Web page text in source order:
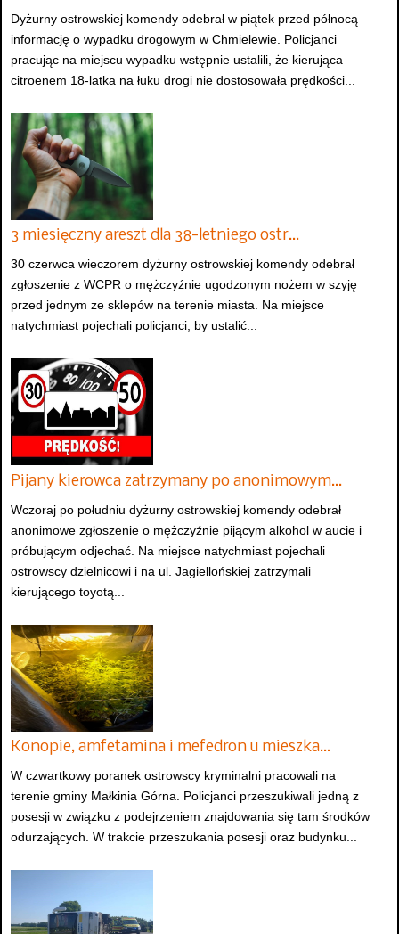
Dyżurny ostrowskiej komendy odebrał w piątek przed północą
informację o wypadku drogowym w Chmielewie. Policjanci
pracując na miejscu wypadku wstępnie ustalili, że kierująca
citroenem 18-latka na łuku drogi nie dostosowała prędkości...
3 miesięczny areszt dla 38-letniego ostr…
30 czerwca wieczorem dyżurny ostrowskiej komendy odebrał
zgłoszenie z WCPR o mężczyźnie ugodzonym nożem w szyję
przed jednym ze sklepów na terenie miasta. Na miejsce
natychmiast pojechali policjanci, by ustalić...
Pijany kierowca zatrzymany po anonimowym…
Wczoraj po południu dyżurny ostrowskiej komendy odebrał
anonimowe zgłoszenie o mężczyźnie pijącym alkohol w aucie i
próbującym odjechać. Na miejsce natychmiast pojechali
ostrowscy dzielnicowi i na ul. Jagiellońskiej zatrzymali
kierującego toyotą...
Konopie, amfetamina i mefedron u mieszka…
W czwartkowy poranek ostrowscy kryminalni pracowali na
terenie gminy Małkinia Górna. Policjanci przeszukiwali jedną z
posesji w związku z podejrzeniem znajdowania się tam środków
odurzających. W trakcie przeszukania posesji oraz budynku...